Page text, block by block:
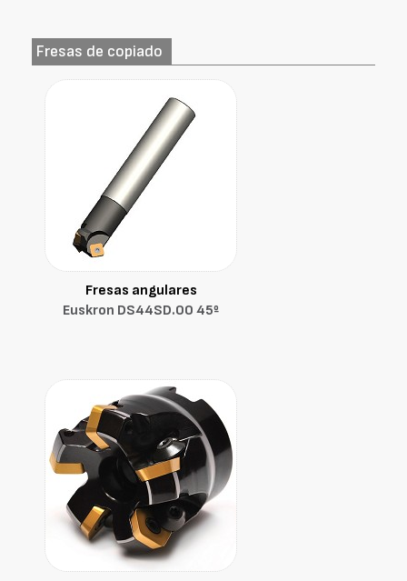
Fresas de copiado
Fresas angulares
Euskron DS44SD.00 45º